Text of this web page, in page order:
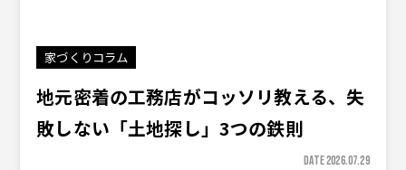
家づくりコラム
地元密着の工務店がコッソリ教える、失
敗しない「土地探し」3つの鉄則
DATE 2026.07.29